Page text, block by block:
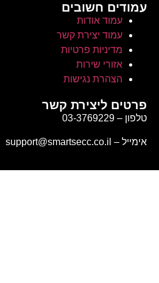
תיקון אזעקה בבית פרטי או בניין
עמודים חשובים
עמוד אודות
עמוד יצירת קשר
מדיניות פרטיות
אזורי שירות
הצהרת נגישות
פרטים ליצירת קשר
טלפון – 03-3769229
אימייל – support@smartsecc.co.il